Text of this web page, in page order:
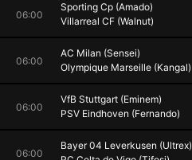
06:00
Sporting Cp (Amado)
Villarreal CF (Walnut)
06:00
AC Milan (Sensei)
Olympique Marseille (Kangal)
06:00
VfB Stuttgart (Eminem)
PSV Eindhoven (Fernando)
06:00
Bayer 04 Leverkusen (Ultrex)